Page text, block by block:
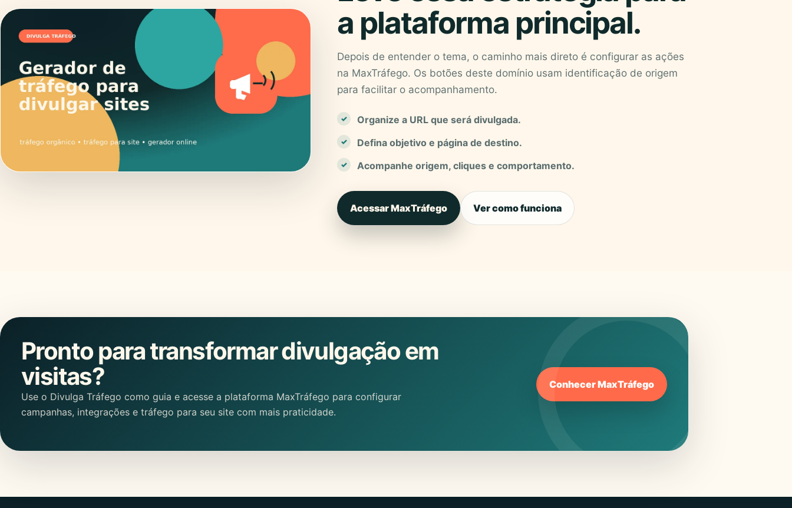
a plataforma principal.
Depois de entender o tema, o caminho mais direto é configurar as ações
na MaxTráfego. Os botões deste domínio usam identificação de origem
para facilitar o acompanhamento.
Organize a URL que será divulgada.
Defina objetivo e página de destino.
Acompanhe origem, cliques e comportamento.
Acessar MaxTráfego Ver como funciona
Pronto para transformar divulgação em
visitas?
Use o Divulga Tráfego como guia e acesse a plataforma MaxTráfego para configurar
campanhas, integrações e tráfego para seu site com mais praticidade.
Conhecer MaxTráfego